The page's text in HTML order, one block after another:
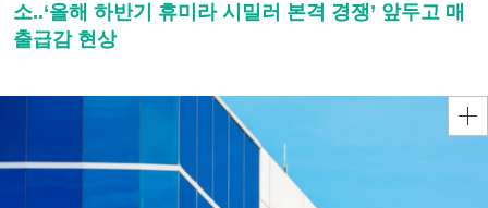
소..‘올해 하반기 휴미라 시밀러 본격 경쟁’ 앞두고 매
출급감 현상